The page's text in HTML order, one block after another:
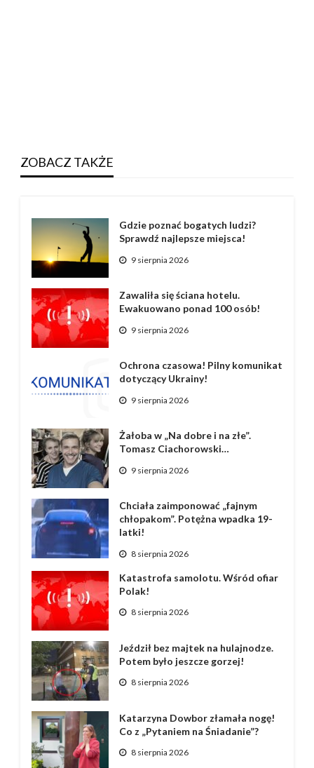
ZOBACZ TAKŻE
Gdzie poznać bogatych ludzi?
Sprawdź najlepsze miejsca!
9 sierpnia 2026
Zawaliła się ściana hotelu.
Ewakuowano ponad 100 osób!
9 sierpnia 2026
Ochrona czasowa! Pilny komunikat
dotyczący Ukrainy!
9 sierpnia 2026
Żałoba w „Na dobre i na złe”.
Tomasz Ciachorowski…
9 sierpnia 2026
Chciała zaimponować „fajnym
chłopakom”. Potężna wpadka 19-
latki!
8 sierpnia 2026
Katastrofa samolotu. Wśród ofiar
Polak!
8 sierpnia 2026
Jeździł bez majtek na hulajnodze.
Potem było jeszcze gorzej!
8 sierpnia 2026
Katarzyna Dowbor złamała nogę!
Co z „Pytaniem na Śniadanie”?
8 sierpnia 2026